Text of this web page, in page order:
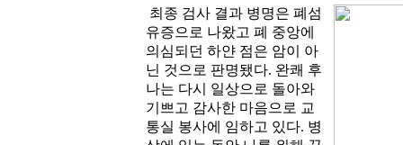
최종 검사 결과 병명은 폐섬
유증으로 나왔고 폐 중앙에
의심되던 하얀 점은 암이 아
닌 것으로 판명됐다. 완쾌 후
나는 다시 일상으로 돌아와
기쁘고 감사한 마음으로 교
통실 봉사에 임하고 있다. 병